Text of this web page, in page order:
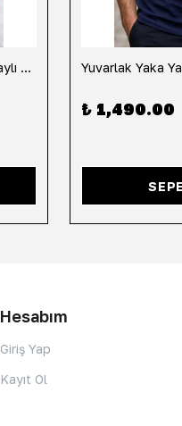
Yuvarlak Yaka Küçük Fügür Detaylı Tişört-Siyah
₺ 1,490.00
Hesabım
Giriş Yap
Kayıt Ol